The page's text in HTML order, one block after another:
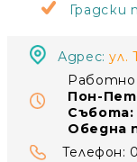
Адрес:ул.
Работно
Пон-
Събота:
Обедна
Телефон: